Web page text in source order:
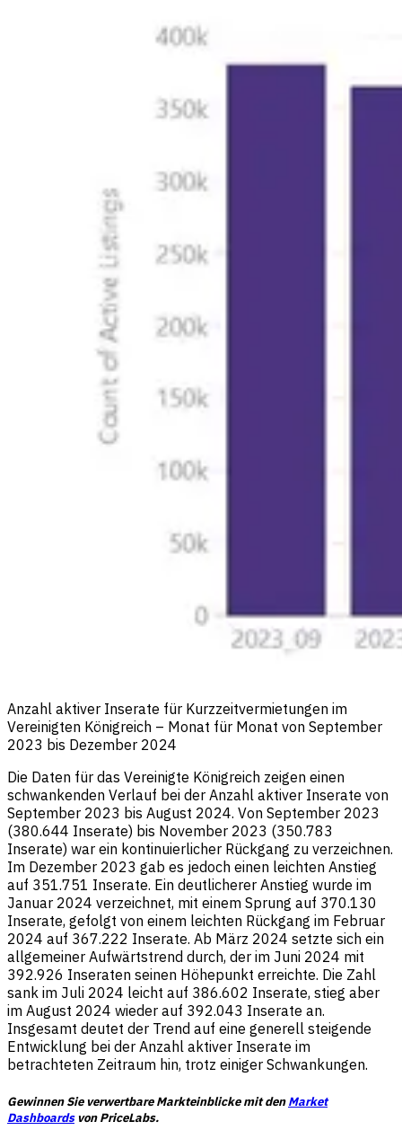
Anzahl aktiver Inserate für Kurzzeitvermietungen im
Vereinigten Königreich – Monat für Monat von September
2023 bis Dezember 2024
Die Daten für das Vereinigte Königreich zeigen einen
schwankenden Verlauf bei der Anzahl aktiver Inserate von
September 2023 bis August 2024. Von September 2023
(380.644 Inserate) bis November 2023 (350.783
Inserate) war ein kontinuierlicher Rückgang zu verzeichnen.
Im Dezember 2023 gab es jedoch einen leichten Anstieg
auf 351.751 Inserate. Ein deutlicherer Anstieg wurde im
Januar 2024 verzeichnet, mit einem Sprung auf 370.130
Inserate, gefolgt von einem leichten Rückgang im Februar
2024 auf 367.222 Inserate. Ab März 2024 setzte sich ein
allgemeiner Aufwärtstrend durch, der im Juni 2024 mit
392.926 Inseraten seinen Höhepunkt erreichte. Die Zahl
sank im Juli 2024 leicht auf 386.602 Inserate, stieg aber
im August 2024 wieder auf 392.043 Inserate an.
Insgesamt deutet der Trend auf eine generell steigende
Entwicklung bei der Anzahl aktiver Inserate im
betrachteten Zeitraum hin, trotz einiger Schwankungen.
Gewinnen Sie verwertbare Markteinblicke mit denMarket
Dashboardsvon PriceLabs.